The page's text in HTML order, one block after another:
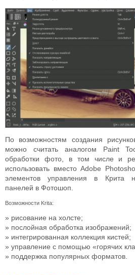
По возможностям создания
можно считать аналогом Paint
обработки фото, в том числе и
использовать вместо Adobe
элементов управления в Крита
панелей в Фотошоп.
Возможности Krita:
рисование на холсте;
послойная обработка изображений;
интегрированная коллекция кистей;
управление с помощью «горячих
поддержка популярных форматов.